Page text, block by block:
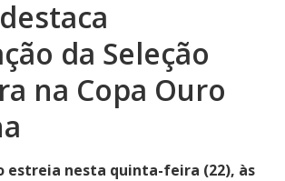
da Seleção
na Copa Ouro
estreia nesta quinta-feira (22), às